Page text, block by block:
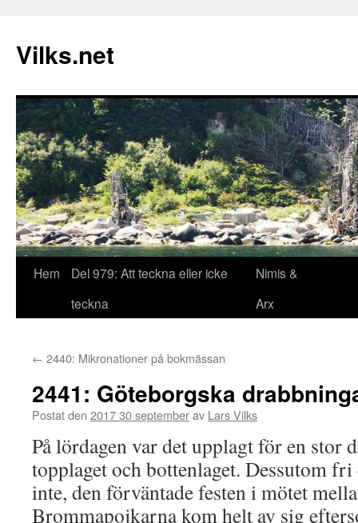
Vilks.net
Hoppa
Hem
Del 979: Att teckna eller icke
teckna
Nimis &
Arx
← 2440: Mikronationer på bokmässan
2441: Göteborgska
Postat den 2017 30 septemberav Lars Vilks
På lördagen var det upplagt för en stor
topplaget och bottenlaget. Dessutom
inte, den förväntade festen i mötet
Brommapojkarna kom helt av sig